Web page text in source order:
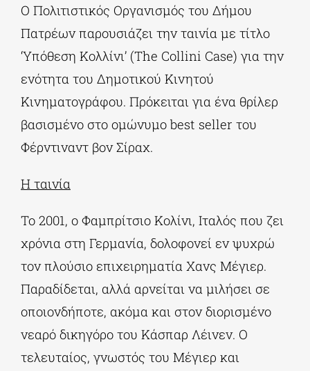
Ο Πολιτιστικός Οργανισμός του Δήμου
Πατρέων παρουσιάζει την ταινία με τίτλο
‘Υπόθεση Κολλίνι’ (The Collini Case) για την
ενότητα του Δημοτικού Κινητού
Κινηματογράφου. Πρόκειται για ένα θρίλερ
βασισμένο στο ομώνυμο best seller του
Φέρντιναντ βον Σίραχ.
Η ταινία
Το 2001, ο Φαμπρίτσιο Κολίνι, Ιταλός που ζει
χρόνια στη Γερμανία, δολοφονεί εν ψυχρώ
τον πλούσιο επιχειρηματία Χανς Μέγιερ.
Παραδίδεται, αλλά αρνείται να μιλήσει σε
οποιονδήποτε, ακόμα και στον διορισμένο
νεαρό δικηγόρο του Κάσπαρ Λέινεν. Ο
τελευταίος, γνωστός του Μέγιερ και